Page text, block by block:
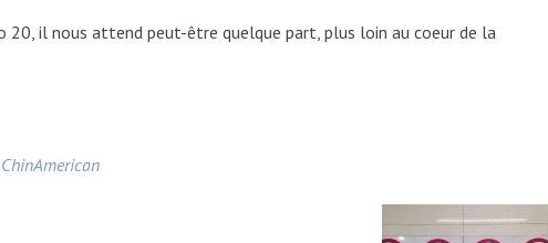
20, il nous attend peut-être quelque part, plus loin au coeur de la